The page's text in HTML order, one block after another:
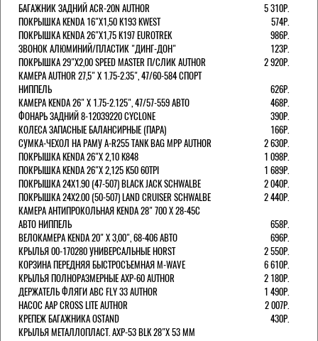
БАГАЖНИК ЗАДНИЙ ACR-20N AUTHOR
5 310Р.
ПОКРЫШКА KENDA 16"Х1,50 K193 KWEST
574Р.
ПОКРЫШКА KENDA 26"Х1,75 K197 EUROTREK
986Р.
ЗВОНОК АЛЮМИНИЙ/ПЛАСТИК "ДИНГ-ДОН"
123Р.
ПОКРЫШКА 29"Х2,00 SPEED MASTER П/СЛИК AUTHOR
2 920Р.
КАМЕРА AUTHOR 27,5" Х 1.75-2.35", 47/60-584 СПОРТ
НИППЕЛЬ
626Р.
КАМЕРА KENDA 26" Х 1.75-2.125", 47/57-559 АВТО
468Р.
ФОНАРЬ ЗАДНИЙ 8-12039220 CYCLONE
390Р.
КОЛЕСА ЗАПАСНЫЕ БАЛАНСИРНЫЕ (ПАРА)
166Р.
CУМКА-ЧЕХОЛ НА РАМУ A-R255 TANK BAG MPP AUTHOR
2 630Р.
ПОКРЫШКА KENDA 26"Х 2,10 K848
1 098Р.
ПОКРЫШКА KENDA 26"Х 2,125 K50 60TPI
1 689Р.
ПОКРЫШКА 24X1.90 (47-507) BLACK JACK SCHWALBE
2 040Р.
ПОКРЫШКА 24X2.00 (50-507) LAND CRUISER SCHWALBE
2 440Р.
КАМЕРА АНТИПРОКОЛЬНАЯ KENDA 28" 700 Х 28-45C
АВТО НИППЕЛЬ
658Р.
ВЕЛОКАМЕРА KENDA 20" Х 3,00", 68-406 АВТО
696Р.
КРЫЛЬЯ 00-170280 УНИВЕРСАЛЬНЫЕ HORST
2 550Р.
КОРЗИНА ПЕРЕДНЯЯ БЫСТРОСЪЕМНАЯ M-WAVE
6 610Р.
КРЫЛЬЯ ПОЛНОРАЗМЕРНЫЕ AXP-60 AUTHOR
2 180Р.
ДЕРЖАТЕЛЬ ФЛЯГИ АВС FLY 33 AUTHOR
1 490Р.
НАСОС AAP CROSS LITE AUTHOR
2 007Р.
КРЕПЕЖ БАГАЖНИКА OSTAND
430Р.
КРЫЛЬЯ МЕТАЛЛОПЛАСТ. AXP-53 BLK 28"Х 53 ММ